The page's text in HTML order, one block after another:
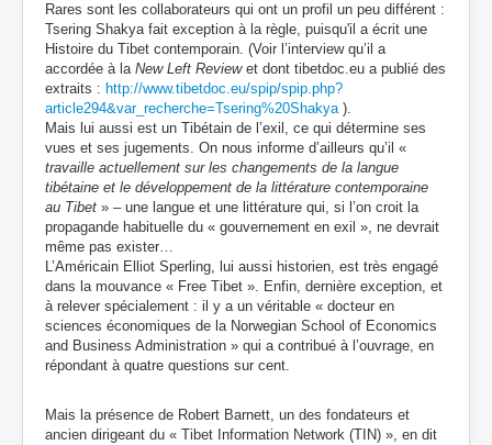
Rares sont les collaborateurs qui ont un profil un peu différent :
Tsering Shakya fait exception à la règle, puisqu'il a écrit une
Histoire du Tibet contemporain. (Voir l’interview qu’il a
accordée à la New Left Reviewet dont tibetdoc.eu a publié des
extraits : http://www.tibetdoc.eu/spip/spip.php?
article294&var_recherche=Tsering%20Shakya).
Mais lui aussi est un Tibétain de l’exil, ce qui détermine ses
vues et ses jugements. On nous informe d’ailleurs qu’il «
travaille actuellement sur les changements de la langue
tibétaine et le développement de la littérature contemporaine
au Tibet » – une langue et une littérature qui, si l’on croit la
propagande habituelle du « gouvernement en exil », ne devrait
même pas exister…
L’Américain Elliot Sperling, lui aussi historien, est très engagé
dans la mouvance « Free Tibet ». Enfin, dernière exception, et
à relever spécialement : il y a un véritable « docteur en
sciences économiques de la Norwegian School of Economics
and Business Administration » qui a contribué à l’ouvrage, en
répondant à quatre questions sur cent.
Mais la présence de Robert Barnett, un des fondateurs et
ancien dirigeant du « Tibet Information Network (TIN) », en dit